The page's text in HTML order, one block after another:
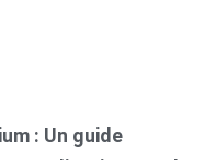
: Un guide